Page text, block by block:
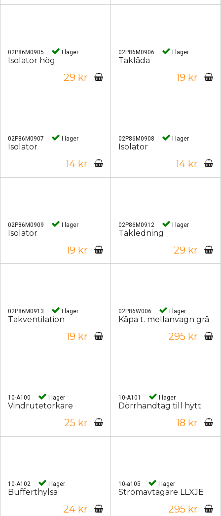
02P86M0905 I lager
Isolator hög
29 kr
02P86M0906 I lager
Taklåda
19 kr
02P86M0907 I lager
Isolator
14 kr
02P86M0908 I lager
Isolator
14 kr
02P86M0909 I lager
Isolator
19 kr
02P86M0912 I lager
Takledning
29 kr
02P86M0913 I lager
Takventilation
19 kr
02P86W006 I lager
Kåpa t. mellanvagn grå
295 kr
10-A100 I lager
Vindrutetorkare
25 kr
10-A101 I lager
Dörrhandtag till hytt
18 kr
10-A102 I lager
Bufferthylsa
24 kr
10-a105 I lager
Strömavtagare LLXJE
295 kr